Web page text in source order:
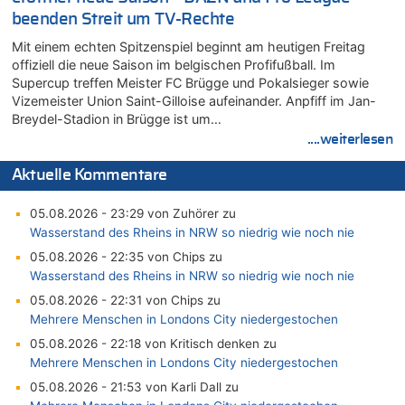
beenden Streit um TV-Rechte
Mit einem echten Spitzenspiel beginnt am heutigen Freitag
offiziell die neue Saison im belgischen Profifußball. Im
Supercup treffen Meister FC Brügge und Pokalsieger sowie
Vizemeister Union Saint-Gilloise aufeinander. Anpfiff im Jan-
Breydel-Stadion in Brügge ist um…
....weiterlesen
Aktuelle Kommentare
05.08.2026 - 23:29 von Zuhörer zu
Wasserstand des Rheins in NRW so niedrig wie noch nie
05.08.2026 - 22:35 von Chips zu
Wasserstand des Rheins in NRW so niedrig wie noch nie
05.08.2026 - 22:31 von Chips zu
Mehrere Menschen in Londons City niedergestochen
05.08.2026 - 22:18 von Kritisch denken zu
Mehrere Menschen in Londons City niedergestochen
05.08.2026 - 21:53 von Karli Dall zu